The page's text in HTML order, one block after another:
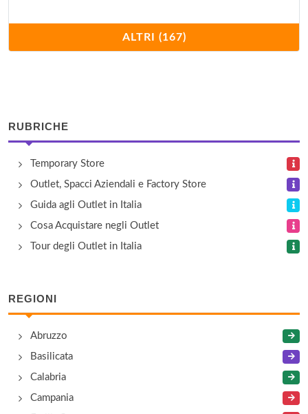
via Ponte di Piscina Cupa , Castel Romano
Alicanti
via Latina 57/f, Roma
Andrea Fabiani
via Frattina 126/127, Roma
Arfango
via della Pace , Valmontone
ALTRI (167)
RUBRICHE
Temporary Store
Outlet, Spacci Aziendali e Factory Store
Guida agli Outlet in Italia
Cosa Acquistare negli Outlet
Tour degli Outlet in Italia
REGIONI
Abruzzo
Basilicata
Calabria
Campania